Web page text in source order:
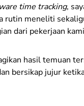
time tracking,
rutin meneliti
dari pekerjaan
hasil temuan
bersikap jujur